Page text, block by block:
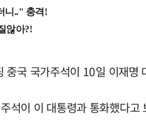
중국 국가주석이 10일 이재
석이 이 대통령과 통화했다고